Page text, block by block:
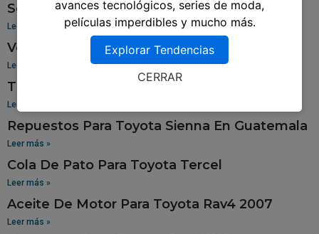
Sensor De Oxigeno Para Toyota Corolla
Leer más »
Venta De Aros Para Toyota Hilux
Leer más »
Tablero Para Toyota 94
Leer más »
Repuestos Para Toyota Sienna En Guatemala
Leer más »
Cola De Pato Para Toyota Tercel
Leer más »
Aceite De Motor Para Toyota Rav4 2007
Leer más »
avances tecnológicos, series de moda,
películas imperdibles y mucho más.
Explorar Tendencias
CERRAR